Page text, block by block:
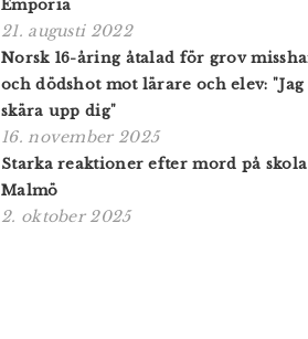
Emporia
21. augusti 2022
Norsk 16-åring åtalad för grov
och dödshot mot lärare och elev: "Jag
skära upp dig"
16. november 2025
Starka reaktioner efter mord på
Malmö
2. oktober 2025